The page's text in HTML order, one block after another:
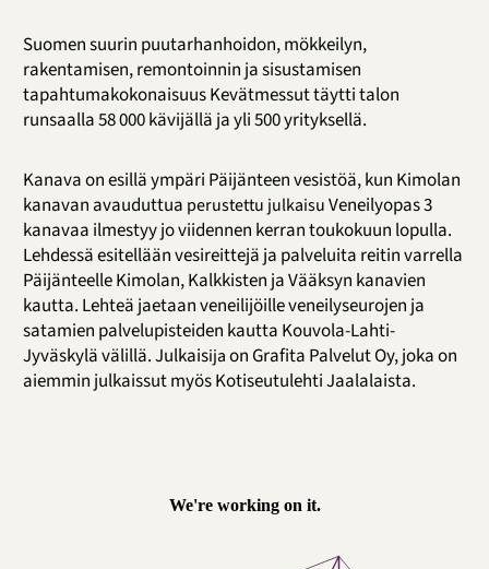
Suomen suurin puutarhanhoidon, mökkeilyn,
rakentamisen, remontoinnin ja sisustamisen
tapahtumakokonaisuus Kevätmessut täytti talon
runsaalla 58 000 kävijällä ja yli 500 yrityksellä.
Kanava on esillä ympäri Päijänteen vesistöä, kun Kimolan
kanavan avauduttua perustettu julkaisuVeneilyopas 3
kanavaa ilmestyy jo viidennen kerran toukokuun lopulla.
Lehdessä esitellään vesireittejä ja palveluita reitin varrella
Päijänteelle Kimolan, Kalkkisten ja Vääksyn kanavien
kautta. Lehteä jaetaan veneilijöille veneilyseurojen ja
satamien palvelupisteiden kautta Kouvola-Lahti-
Jyväskylä välillä. Julkaisijaon Grafita Palvelut Oy, joka on
aiemmin julkaissut myös Kotiseutulehti Jaalalaista.